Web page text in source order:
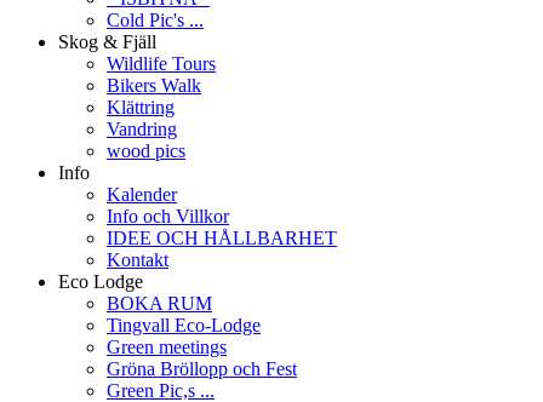
Cold Pic's ...
Skog & Fjäll
Wildlife Tours
Bikers Walk
Klättring
Vandring
wood pics
Info
Kalender
Info och Villkor
IDEE OCH HÅLLBARHET
Kontakt
Eco Lodge
BOKA RUM
Tingvall Eco-Lodge
Green meetings
Gröna Bröllopp och Fest
Green Pic,s ...